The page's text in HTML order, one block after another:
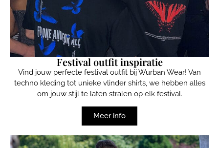
Festival outfit inspiratie
Vind jouw perfecte festival outfit bij Wurban Wear! Van
techno kleding tot unieke vlinder shirts, we hebben alles
om jouw stijl te laten stralen op elk festival.
Meer info